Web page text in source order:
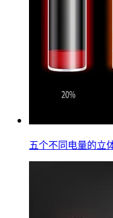
五个不同电量的立